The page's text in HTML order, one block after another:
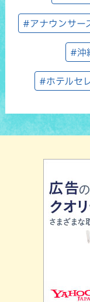
#アナウンサー
#沖
#ホテルセ